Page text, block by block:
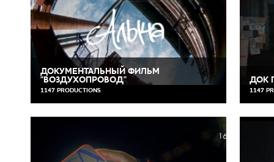
ДОКУМЕНТАЛЬНЫЙ ФИЛЬМ
"ВОЗДУХОПРОВОД"
1147 PRODUCTIONS
ДОК
1147